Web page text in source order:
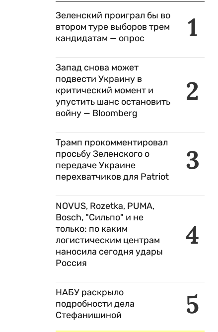
1
Зеленский проиграл бы во
втором туре выборов трем
кандидатам — опрос
2
Запад снова может
подвести Украину в
критический момент и
упустить шанс остановить
войну — Bloomberg
3
Трамп прокомментировал
просьбу Зеленского о
передаче Украине
перехватчиков для Patriot
4
NOVUS, Rozetka, PUMA,
Bosch, "Сильпо" и не
только: по каким
логистическим центрам
наносила сегодня удары
Россия
5
НАБУ раскрыло
подробности дела
Стефанишиной